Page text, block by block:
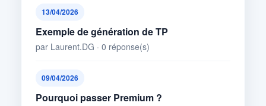
13/04/2026
Exemple de génération de TP
par Laurent.DG · 0 réponse(s)
09/04/2026
Pourquoi passer Premium ?